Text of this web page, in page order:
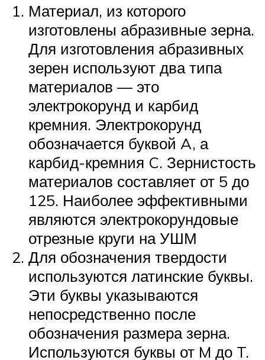
Материал, из которого
изготовлены абразивные зерна.
Для изготовления абразивных
зерен используют два типа
материалов — это
электрокорунд и карбид
кремния. Электрокорунд
обозначается буквой A, а
карбид-кремния C. Зернистость
материалов составляет от 5 до
125. Наиболее эффективными
являются электрокорундовые
отрезные круги на УШМ
Для обозначения твердости
используются латинские буквы.
Эти буквы указываются
непосредственно после
обозначения размера зерна.
Используются буквы от M до T.